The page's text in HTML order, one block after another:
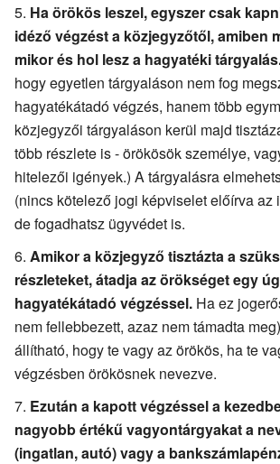
Ha örökös leszel, egyszer csak
idéző végzést a közjegyzőtől, amiben
mikor és hol lesz a hagyatéki
hogy egyetlen tárgyaláson nem fog
hagyatékátadó végzés, hanem több
közjegyzői tárgyaláson kerül majd
több részlete is - örökösök személye,
hitelezői igények.) A tárgyalásra
(nincs kötelező jogi képviselet előírva az
de fogadhatsz ügyvédet is.
Amikor a közjegyző tisztázta a
részleteket, átadja az örökséget egy
hagyatékátadó végzéssel. Ha ez
nem fellebbezett, azaz nem támadta
állítható, hogy te vagy az örökös, ha te
végzésben örökösnek nevezve.
Ezután a kapott végzéssel a
nagyobb értékű vagyontárgyakat a
(ingatlan, autó) vagy a